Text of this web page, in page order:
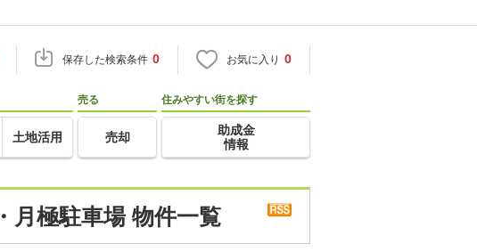
保存した検索条件 0 お気に入り 0
土地活用
売る
売却
住みやすい街を探す
助成金
情報
月極駐車場 物件一覧